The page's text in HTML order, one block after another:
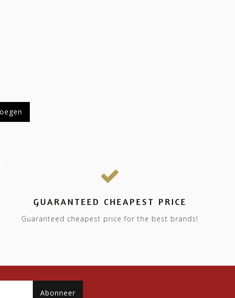
GUARANTEED CHEAPEST PRICE
Guaranteed cheapest price for the best brands!
Abonneer